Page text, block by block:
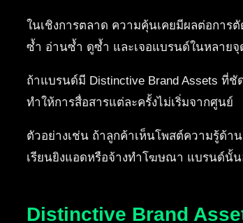
ในเชิงการตลาด ความคุ้นเคยมีผลต่อการ
ซ้ำ อ่านซ้ำ ดูซ้ำ และเจอแบรนด์ในหลายจุ
ถ้าแบรนด์มี Distinctive Brand Assets ที่
ทำให้การสื่อสารแต่ละครั้งไม่เริ่มจากศูนย์
ตัวอย่างเช่น ถ้าลูกค้าเห็นโพสต์ความรู้ด้า
เรียนยิงแอดหรือจ้างทำโฆษณา แบรนด์นั้
Distinctive Brand